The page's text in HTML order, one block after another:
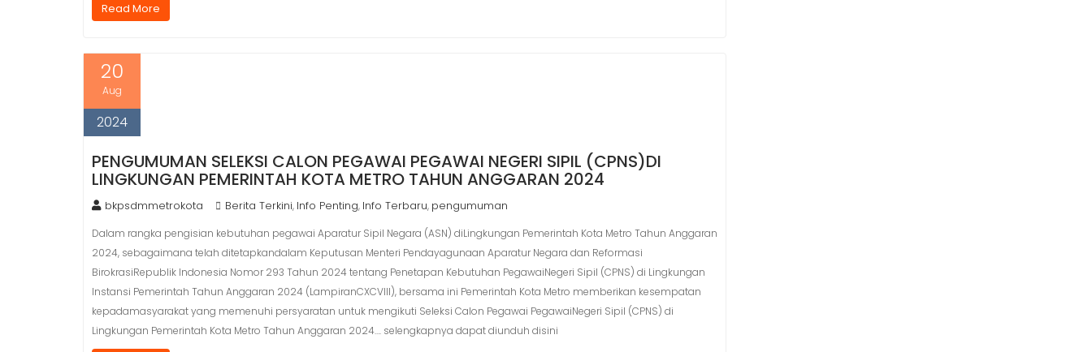
Read More
20
Aug
2024
PENGUMUMAN SELEKSI CALON PEGAWAI PEGAWAI NEGERI SIPIL (CPNS)DI
LINGKUNGAN PEMERINTAH KOTA METRO TAHUN ANGGARAN 2024
bkpsdmmetrokota Berita Terkini, Info Penting, Info Terbaru, pengumuman
Dalam rangka pengisian kebutuhan pegawai Aparatur Sipil Negara (ASN) diLingkungan Pemerintah Kota Metro Tahun Anggaran
2024, sebagaimana telah ditetapkandalam Keputusan Menteri Pendayagunaan Aparatur Negara dan Reformasi
BirokrasiRepublik Indonesia Nomor 293 Tahun 2024 tentang Penetapan Kebutuhan PegawaiNegeri Sipil (CPNS) di Lingkungan
Instansi Pemerintah Tahun Anggaran 2024 (LampiranCXCVIII), bersama ini Pemerintah Kota Metro memberikan kesempatan
kepadamasyarakat yang memenuhi persyaratan untuk mengikuti Seleksi Calon Pegawai PegawaiNegeri Sipil (CPNS) di
Lingkungan Pemerintah Kota Metro Tahun Anggaran 2024…. selengkapnya dapat diunduh disini